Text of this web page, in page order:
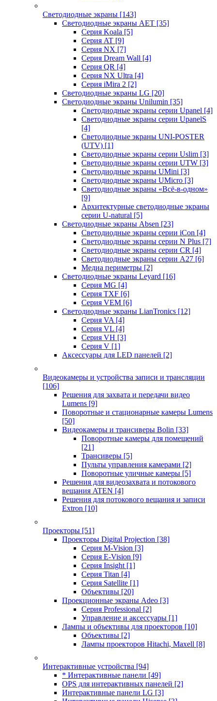
Светодиодные экраны [143]
Светодиодные экраны AET [35]
Cерия Koala [5]
Серия AT [9]
Серия NX [7]
Серия Dream Wall [4]
Серия QR [4]
Серия NX Ultra [4]
Серия iMira 2 [2]
Светодиодные экраны LG [20]
Светодиодные экраны Unilumin [35]
Светодиодные экраны серии Upanel [4]
Светодиодные экраны серии UpanelS
[4]
Светодиодные экраны UNI-POSTER
(UTV) [1]
Светодиодные экраны серии Uslim [3]
Светодиодные экраны серии UTW [3]
Светодиодные экраны UMini [3]
Светодиодные экраны UMicro [3]
Светодиодные экраны «Всё-в-одном»
[9]
Архитектурные светодиодные экраны
серии U-natural [5]
Светодиодные экраны Absen [23]
Светодиодные экраны серии iCon [4]
Светодиодные экраны серии N Plus [7]
Светодиодные экраны серии CR [4]
Светодиодные экраны серии А27 [6]
Медиа периметры [2]
Светодиодные экраны Leyard [16]
Серия MG [4]
Серия TXF [6]
Серия VEM [6]
Светодиодные экраны LianTronics [12]
Серия VA [4]
Серия VL [4]
Серия VH [3]
Серия V [1]
Аксессуары для LED панелей [2]
Видеокамеры и устройства записи и трансляции
[106]
Решения для захвата и передачи видео
Lumens [9]
Поворотные и стационарные камеры Lumens
[50]
Видеокамеры и трансиверы Bolin [33]
Поворотные камеры для помещений
[21]
Трансиверы [5]
Пульты управления камерами [2]
Поворотные уличные камеры [5]
Решения для видеозахвата и потокового
вещания ATEN [4]
Решения для потокового вещания и записи
Extron [10]
Проекторы [51]
Проекторы Digital Projection [38]
Серия M-Vision [3]
Серия E-Vision [9]
Серия Insight [1]
Серия Titan [4]
Серия Satellite [1]
Объективы [20]
Проекционные экраны Adeo [3]
Серия Professional [2]
Управление и аксессуары [1]
Лампы и объективы для проекторов [10]
Объективы [2]
Лампы проекторов Hitachi, Maxell [8]
Интерактивные устройства [94]
* Интерактивные панели [49]
OPS для интерактивных панелей [2]
Интерактивные панели LG [3]